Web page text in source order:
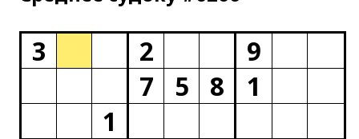
3 2
9
7
5 8
1
1